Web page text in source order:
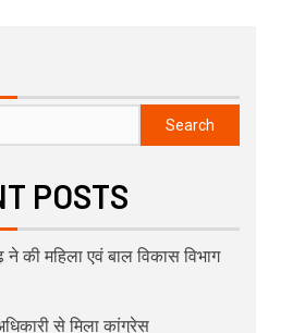
Search
POSTS
ने की महिला एवं बाल विकास विभाग
से मिला कांग्रेस